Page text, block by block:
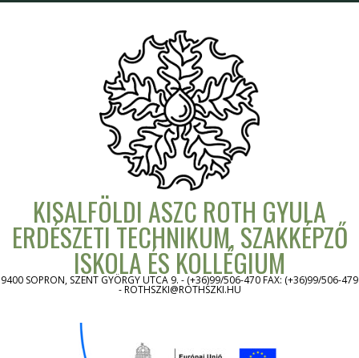
KISALFÖLDI ASZC ROTH GYULA
ERDÉSZETI TECHNIKUM, SZAKKÉPZŐ
ISKOLA ÉS KOLLÉGIUM
9400 SOPRON, SZENT GYÖRGY UTCA 9. - (+36)99/506-470 FAX: (+36)99/506-479
- ROTHSZKI@ROTHSZKI.HU